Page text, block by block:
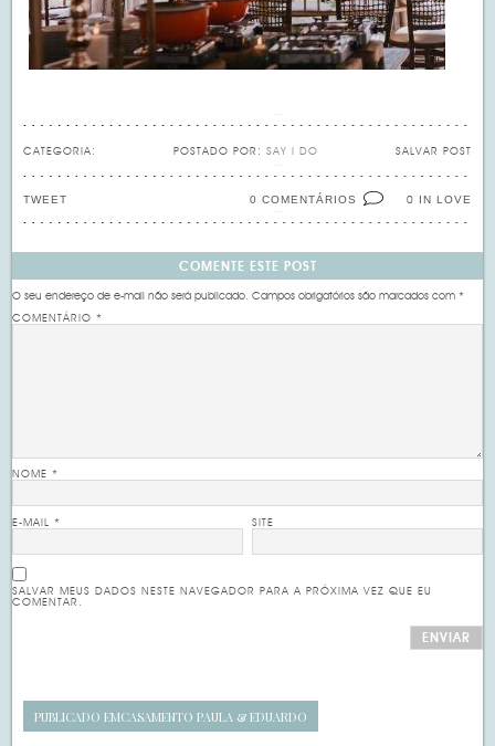
CATEGORIA: SALVAR POST
POSTADO POR: SAY I DO
0 IN LOVE
0 COMENTÁRIOS
TWEET
COMENTE ESTE POST
O seu endereço de e-mail não será publicado. Campos obrigatórios são marcados com*
COMENTÁRIO*
NOME*
E-MAIL* SITE
SALVAR MEUS DADOS NESTE NAVEGADOR PARA A PRÓXIMA VEZ QUE EU
COMENTAR.
PUBLICADO EMCASAMENTO PAULA & EDUARDO